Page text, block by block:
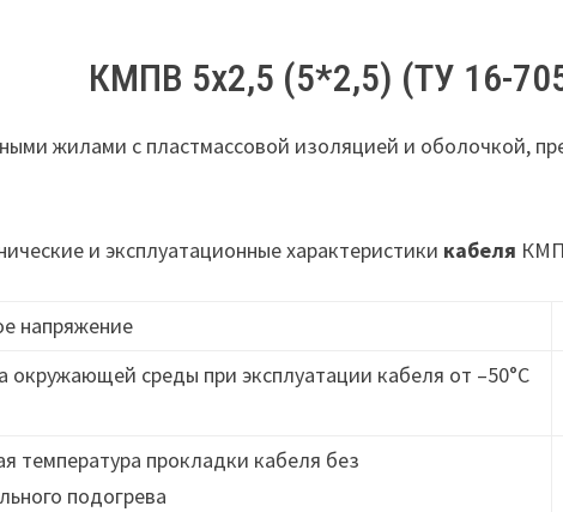
КМПВ 5х2,5 (5*2,5) (ТУ 16-
жилами с пластмассовой изоляцией и оболочкой,
и эксплуатационные характеристики кабеля
напряжение
окружающей среды при эксплуатации кабеля от –50°C
температура прокладки кабеля без
подогрева